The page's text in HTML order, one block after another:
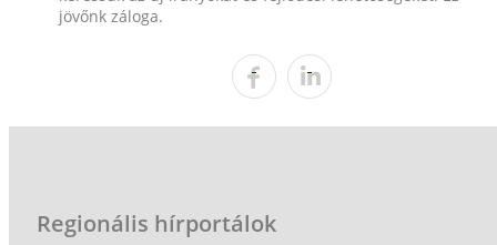
jövőnk záloga.
Regionális hírportálok